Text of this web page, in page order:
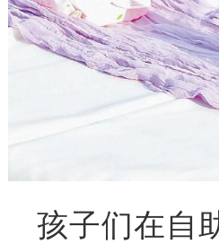
孩子们在自